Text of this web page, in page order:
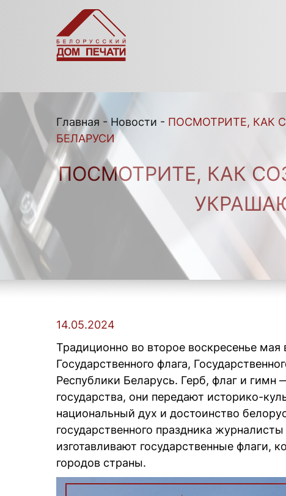
Главная -Новости - ПОСМОТРИТЕ, КАК
БЕЛАРУСИ
ПОСМОТРИТЕ, КАК
14.05.2024
Традиционно во второе воскресенье мая
Государственного флага,
Республики Беларусь. Герб, флаг и
государства, они передают историко-
национальный дух и достоинство
государственного праздника
изготавливают государственные флаги,
городов страны.